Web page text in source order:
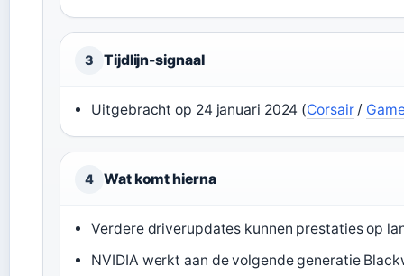
3 Tijdlijn-signaal
Uitgebracht op 24 januari 2024 (Corsair/
4 Wat komt hierna
Verdere driverupdates kunnen prestaties op
NVIDIA werkt aan de volgende generatie